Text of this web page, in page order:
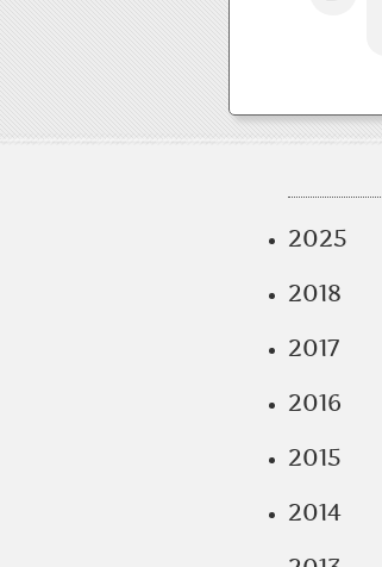
2025
2018
2017
2016
2015
2014